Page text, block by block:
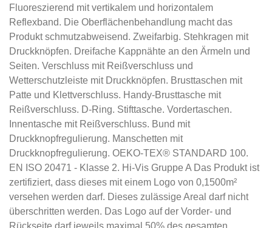
Fluoreszierend mit vertikalem und horizontalem
Reflexband. Die Oberflächenbehandlung macht das
Produkt schmutzabweisend. Zweifarbig. Stehkragen mit
Druckknöpfen. Dreifache Kappnähte an den Ärmeln und
Seiten. Verschluss mit Reißverschluss und
Wetterschutzleiste mit Druckknöpfen. Brusttaschen mit
Patte und Klettverschluss. Handy-Brusttasche mit
Reißverschluss. D-Ring. Stifttasche. Vordertaschen.
Innentasche mit Reißverschluss. Bund mit
Druckknopfregulierung. Manschetten mit
Druckknopfregulierung. OEKO-TEX® STANDARD 100.
EN ISO 20471 - Klasse 2. Hi-Vis Gruppe A Das Produkt ist
zertifiziert, dass dieses mit einem Logo von 0,1500m²
versehen werden darf. Dieses zulässige Areal darf nicht
überschritten werden. Das Logo auf der Vorder- und